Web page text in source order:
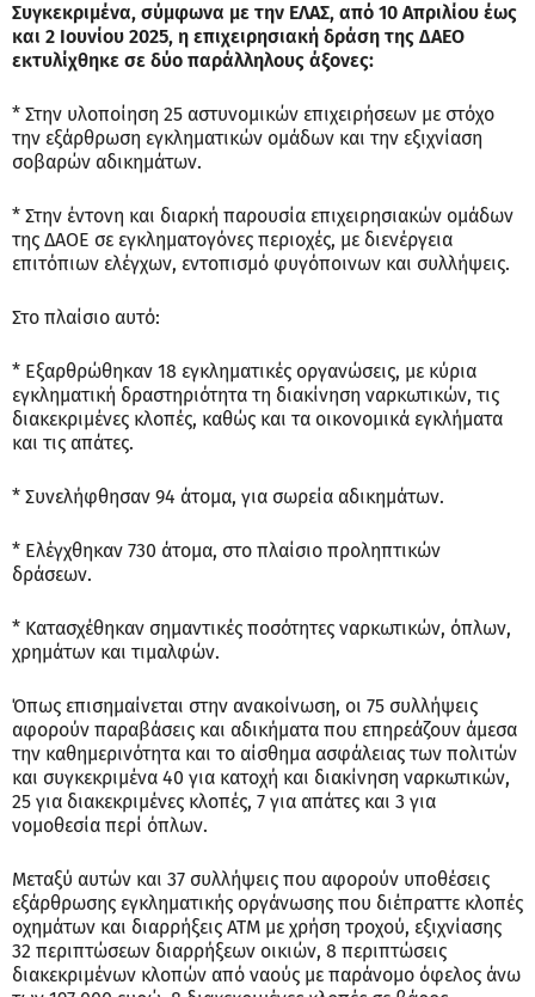
Συγκεκριμένα, σύμφωνα με την ΕΛΑΣ, από 10 Απριλίου έως
και 2 Ιουνίου 2025, η επιχειρησιακή δράση της ΔΑΕΟ
εκτυλίχθηκε σε δύο παράλληλους άξονες:
* Στην υλοποίηση 25 αστυνομικών επιχειρήσεων με στόχο
την εξάρθρωση εγκληματικών ομάδων και την εξιχνίαση
σοβαρών αδικημάτων.
* Στην έντονη και διαρκή παρουσία επιχειρησιακών ομάδων
της ΔΑΟΕ σε εγκληματογόνες περιοχές, με διενέργεια
επιτόπιων ελέγχων, εντοπισμό φυγόποινων και συλλήψεις.
Στο πλαίσιο αυτό:
* Εξαρθρώθηκαν 18 εγκληματικές οργανώσεις, με κύρια
εγκληματική δραστηριότητα τη διακίνηση ναρκωτικών, τις
διακεκριμένες κλοπές, καθώς και τα οικονομικά εγκλήματα
και τις απάτες.
* Συνελήφθησαν 94 άτομα, για σωρεία αδικημάτων.
* Ελέγχθηκαν 730 άτομα, στο πλαίσιο προληπτικών
δράσεων.
* Κατασχέθηκαν σημαντικές ποσότητες ναρκωτικών, όπλων,
χρημάτων και τιμαλφών.
Όπως επισημαίνεται στην ανακοίνωση, οι 75 συλλήψεις
αφορούν παραβάσεις και αδικήματα που επηρεάζουν άμεσα
την καθημερινότητα και το αίσθημα ασφάλειας των πολιτών
και συγκεκριμένα 40 για κατοχή και διακίνηση ναρκωτικών,
25 για διακεκριμένες κλοπές, 7 για απάτες και 3 για
νομοθεσία περί όπλων.
Μεταξύ αυτών και 37 συλλήψεις που αφορούν υποθέσεις
εξάρθρωσης εγκληματικής οργάνωσης που διέπραττε κλοπές
οχημάτων και διαρρήξεις ΑΤΜ με χρήση τροχού, εξιχνίασης
32 περιπτώσεων διαρρήξεων οικιών, 8 περιπτώσεις
διακεκριμένων κλοπών από ναούς με παράνομο όφελος άνω